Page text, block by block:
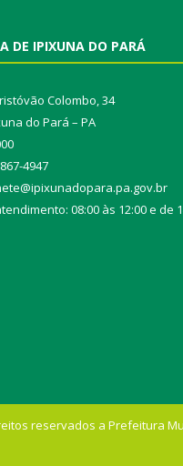
DE IPIXUNA DO PARÁ
Colombo, 34
do Pará – PA
4947
08:00 às 12:00 e de
reservados a Prefeitura